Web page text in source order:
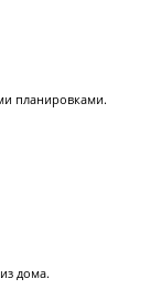
планировками.
дома.